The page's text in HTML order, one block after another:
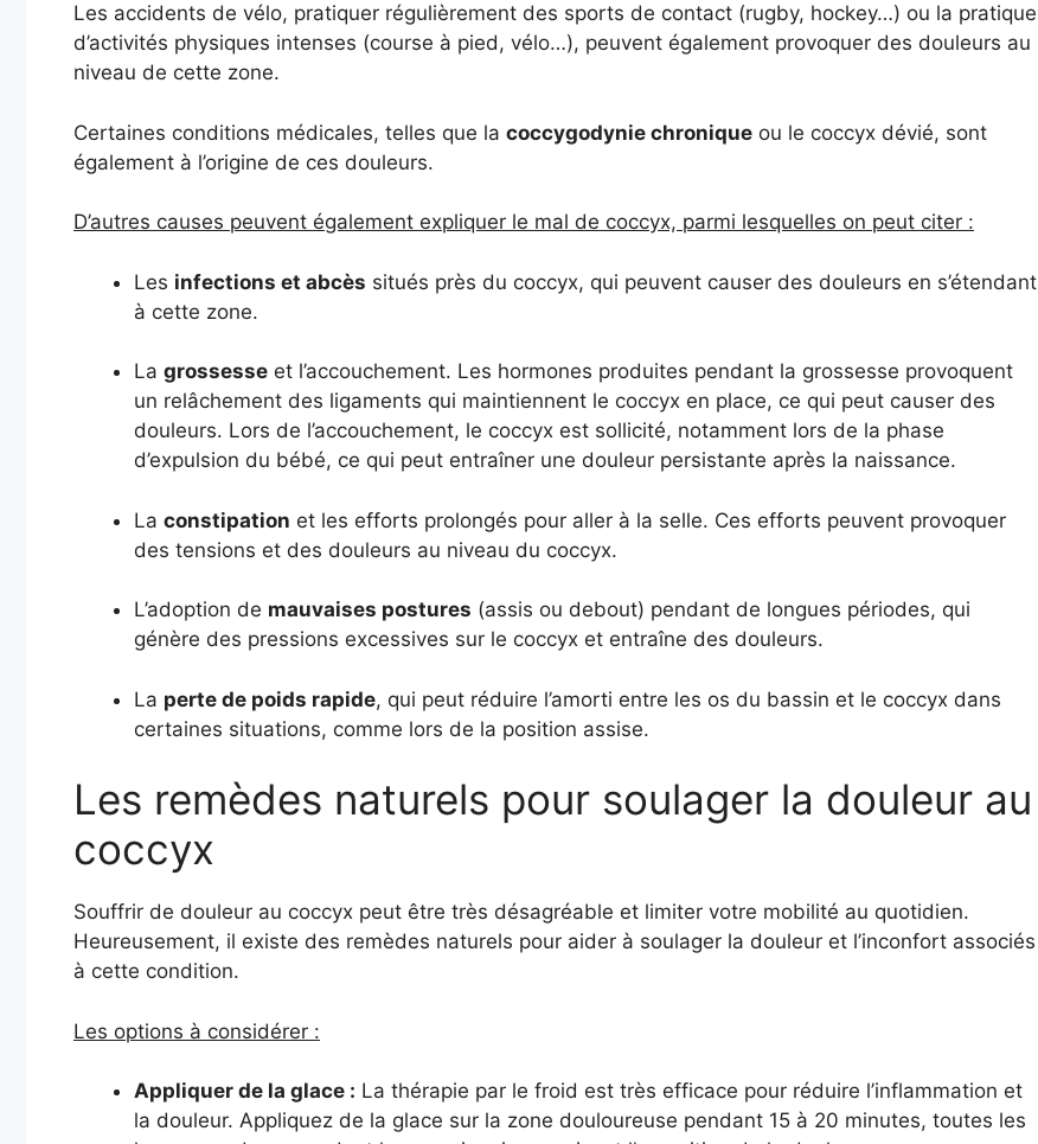
Les accidents de vélo, pratiquer régulièrement des sports de contact (rugby, hockey…) ou la pratique
d’activités physiques intenses (course à pied, vélo…), peuvent également provoquer des douleurs au
niveau de cette zone.
Certaines conditions médicales, telles que la coccygodynie chronique ou le coccyx dévié, sont
également à l’origine de ces douleurs.
D’autres causes peuvent également expliquer le mal de coccyx, parmi lesquelles on peut citer :
Les infections et abcès situés près du coccyx, qui peuvent causer des douleurs en s’étendant
à cette zone.
La grossesse et l’accouchement. Les hormones produites pendant la grossesse provoquent
un relâchement des ligaments qui maintiennent le coccyx en place, ce qui peut causer des
douleurs. Lors de l’accouchement, le coccyx est sollicité, notamment lors de la phase
d’expulsion du bébé, ce qui peut entraîner une douleur persistante après la naissance.
La constipation et les efforts prolongés pour aller à la selle. Ces efforts peuvent provoquer
des tensions et des douleurs au niveau du coccyx.
L’adoption de mauvaises postures (assis ou debout) pendant de longues périodes, qui
génère des pressions excessives sur le coccyx et entraîne des douleurs.
La perte de poids rapide, qui peut réduire l’amorti entre les os du bassin et le coccyx dans
certaines situations, comme lors de la position assise.
Les remèdes naturels pour soulager la douleur au
coccyx
Souffrir de douleur au coccyx peut être très désagréable et limiter votre mobilité au quotidien.
Heureusement, il existe des remèdes naturels pour aider à soulager la douleur et l’inconfort associés
à cette condition.
Les options à considérer :
Appliquer de la glace : La thérapie par le froid est très efficace pour réduire l’inflammation et
la douleur. Appliquez de la glace sur la zone douloureuse pendant 15 à 20 minutes, toutes les